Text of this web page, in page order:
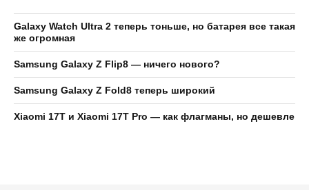
Galaxy Watch Ultra 2 теперь тоньше, но батарея все такая
же огромная
Samsung Galaxy Z Flip8 — ничего нового?
Samsung Galaxy Z Fold8 теперь широкий
Xiaomi 17T и Xiaomi 17T Pro — как флагманы, но дешевле